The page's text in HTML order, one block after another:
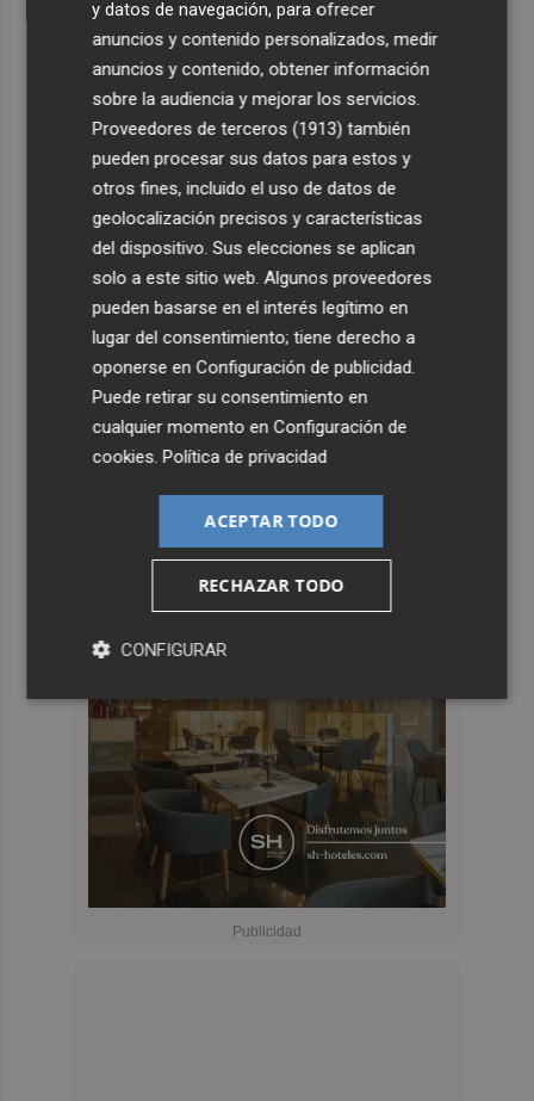
y datos de navegación, para ofrecer
anuncios y contenido personalizados, medir
anuncios y contenido, obtener información
sobre la audiencia y mejorar los servicios.
Proveedores de terceros (1913) también
pueden procesar sus datos para estos y
otros fines, incluido el uso de datos de
geolocalización precisos y características
del dispositivo. Sus elecciones se aplican
solo a este sitio web. Algunos proveedores
pueden basarse en el interés legítimo en
lugar del consentimiento; tiene derecho a
oponerse enConfiguración de publicidad
Puede retirar su consentimiento en
cualquier momento enConfiguración de
cookies .Política de privacidad
ACEPTAR TODO
RECHAZAR TODO
CONFIGURAR